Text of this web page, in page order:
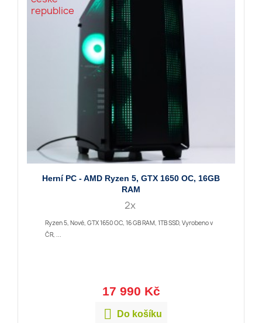
Herní PC - AMD Ryzen 5, GTX 1650 OC, 16GB
RAM
2x
Ryzen 5, Nové, GTX 1650 OC, 16 GB RAM, 1TB SSD, Vyrobeno v
ČR, ...
17 990 Kč
 Do košíku